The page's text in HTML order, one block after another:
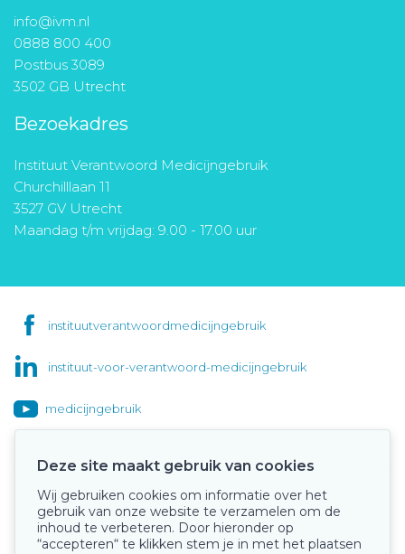
info@ivm.nl
0888 800 400
Postbus 3089
3502 GB Utrecht
Bezoekadres
Instituut Verantwoord Medicijngebruik
Churchilllaan 11
3527 GV Utrecht
Maandag t/m vrijdag: 9.00 - 17.00 uur
instituutverantwoordmedicijngebruik
instituut-voor-verantwoord-medicijngebruik
medicijngebruik
Onze keurmerken
Deze site maakt gebruik van cookies
Wij gebruiken cookies om informatie over het
gebruik van onze website te verzamelen om de
inhoud te verbeteren. Door hieronder op
“accepteren“ te klikken stem je in met het plaatsen